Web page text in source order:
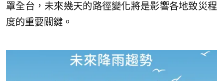
罩全台，未來幾天的路徑變化將是影響各地致災程
度的重要關鍵。